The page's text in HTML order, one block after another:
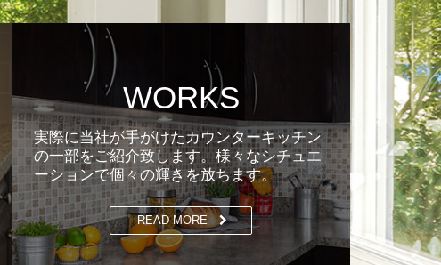
WORKS
実際に当社が手がけたカウンターキッチン
の一部をご紹介致します。様々なシチュエ
ーションで個々の輝きを放ちます。
READ MORE